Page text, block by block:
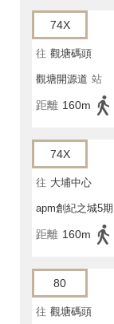
74X
往 觀塘碼頭
觀塘開源道 站
距離 160m
74X
往 大埔中心
apm創紀之城5期
距離 160m
80
往 觀塘碼頭